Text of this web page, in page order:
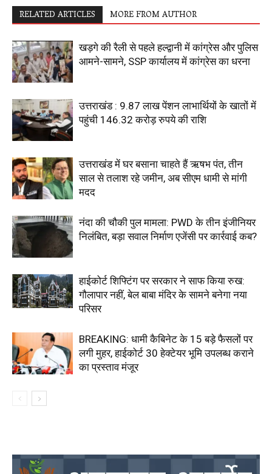
RELATED ARTICLES MORE FROM AUTHOR
खड़गे की रैली से पहले हल्द्वानी में कांग्रेस और पुलिस
आमने-सामने, SSP कार्यालय में कांग्रेस का धरना
उत्तराखंड : 9.87 लाख पेंशन लाभार्थियों के खातों में
पहुंची 146.32 करोड़ रुपये की राशि
उत्तराखंड में घर बसाना चाहते हैं ऋषभ पंत, तीन
साल से तलाश रहे जमीन, अब सीएम धामी से मांगी
मदद
नंदा की चौकी पुल मामला: PWD के तीन इंजीनियर
निलंबित, बड़ा सवाल निर्माण एजेंसी पर कार्रवाई कब?
हाईकोर्ट शिफ्टिंग पर सरकार ने साफ किया रुख:
गौलापार नहीं, बेल बाबा मंदिर के सामने बनेगा नया
परिसर
BREAKING: धामी कैबिनेट के 15 बड़े फैसलों पर
लगी मुहर, हाईकोर्ट 30 हेक्टेयर भूमि उपलब्ध कराने
का प्रस्ताव मंजूर